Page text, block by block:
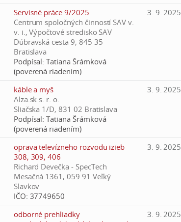
Servisné práce 9/2025
Centrum spoločných činností SAV v.
v. i., Výpočtové stredisko SAV
Dúbravská cesta 9, 845 35
Bratislava
Podpísal: Tatiana Šrámková
(poverená riadením)
3. 9. 2025
káble a myš
Alza.sk s. r. o.
Sliačska 1/D, 831 02 Bratislava
Podpísal: Tatiana Šrámková
(poverená riadením)
3. 9. 2025
oprava televízneho rozvodu izieb
308, 309, 406
Richard Devečka - SpecTech
Mesačná 1361, 059 91 Veľký
Slavkov
IČO: 37749650
3. 9. 2025
odborné prehliadky
3. 9. 2025